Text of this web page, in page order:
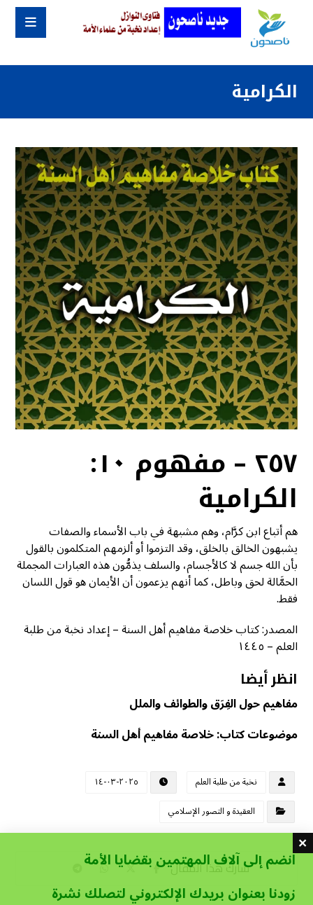
الكرامية
٢٥٧ – مفهوم ١٠:
الكرامية
هم أتباع ابن كرَّام، وهم مشبهة في باب الأسماء والصفات
يشبهون الخالق بالخلق، وقد التزموا أو ألزمهم المتكلمون بالقول
بأن الله جسم لا كالأجسام، والسلف يذمُّون هذه العبارات المجملة
الحمَّالة لحق وباطل، كما أنهم يزعمون أن الأيمان هو قول اللسان
فقط.
المصدر: كتاب خلاصة مفاهيم أهل السنة – إعداد نخبة من طلبة
العلم – ١٤٤٥
انظر أيضا
مفاهيم حول الفِرَق والطوائف والملل
موضوعات كتاب: خلاصة مفاهيم أهل السنة
نخبة من طلبة العلم
٢٠٢٥-٠٣-١٤
العقيدة و التصور الإسلامي
انضم إلى آلاف المهتمين بقضايا الأمة
زودنا بعنوان بريدك الإلكتروني لتصلك نشرة